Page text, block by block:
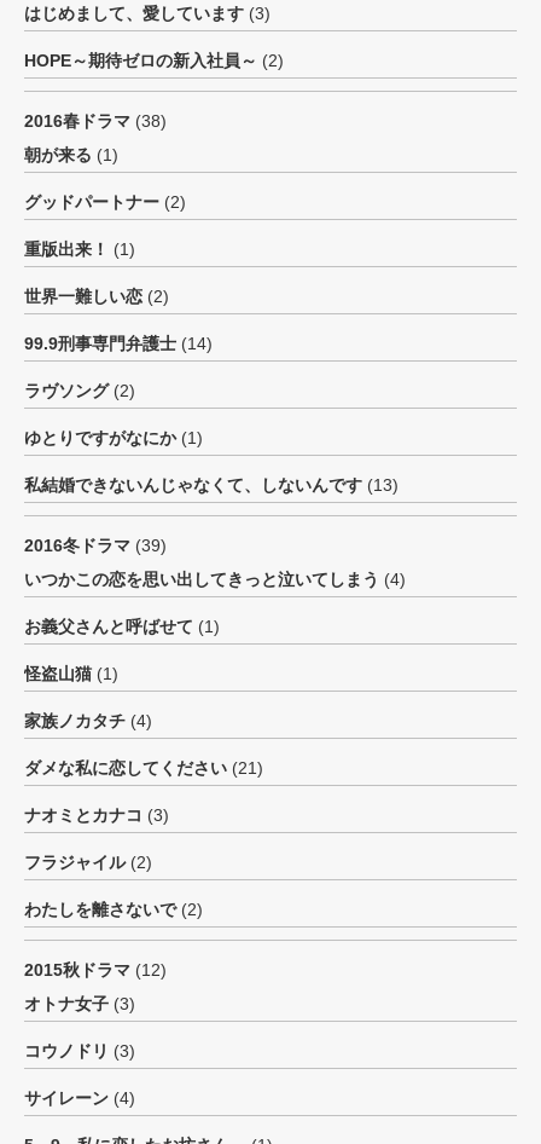
はじめまして、愛しています (3)
HOPE～期待ゼロの新入社員～ (2)
2016春ドラマ (38)
朝が来る (1)
グッドパートナー (2)
重版出来！ (1)
世界一難しい恋 (2)
99.9刑事専門弁護士 (14)
ラヴソング(2)
ゆとりですがなにか(1)
私結婚できないんじゃなくて、しないんです (13)
2016冬ドラマ (39)
いつかこの恋を思い出してきっと泣いてしまう (4)
お義父さんと呼ばせて (1)
怪盗山猫 (1)
家族ノカタチ (4)
ダメな私に恋してください (21)
ナオミとカナコ (3)
フラジャイル(2)
わたしを離さないで(2)
2015秋ドラマ (12)
オトナ女子 (3)
コウノドリ (3)
サイレーン (4)